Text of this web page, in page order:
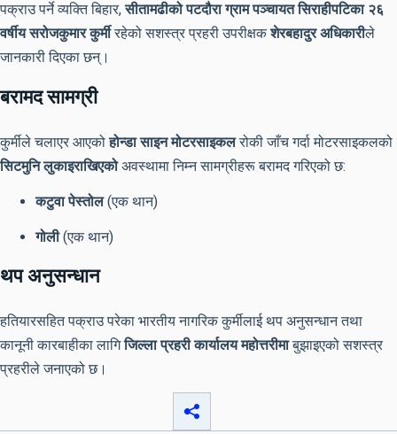
पक्राउ पर्ने व्यक्ति बिहार,सीतामढीको पटदौरा ग्राम पञ्चायत सिराहीपटिका २६
वर्षीय सरोजकुमार कुर्मीरहेको सशस्त्र प्रहरी उपरीक्षकशेरबहादुर अधिकारीले
जानकारी दिएका छन्।
बरामद सामग्री
कुर्मीले चलाएर आएकोहोन्डा साइन मोटरसाइकलरोकी जाँच गर्दा मोटरसाइकलको
सिटमुनि लुकाइराखिएकोअवस्थामा निम्न सामग्रीहरू बरामद गरिएको छ:
कटुवा पेस्तोल(एक थान)
गोली(एक थान)
थप अनुसन्धान
हतियारसहित पक्राउ परेका भारतीय नागरिक कुर्मीलाई थप अनुसन्धान तथा
कानूनी कारबाहीका लागिजिल्ला प्रहरी कार्यालय महोत्तरीमाबुझाइएको सशस्त्र
प्रहरीले जनाएको छ।